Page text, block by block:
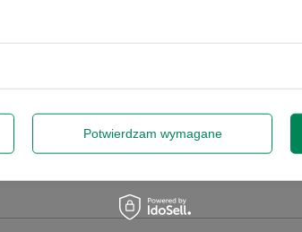
odpowiedzialny|Informacje o
Potwierdzam wymagane